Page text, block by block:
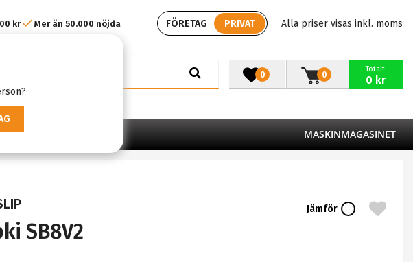
FÖRETAG PRIVAT Alla priser visas inkl. moms
kr Mer än 50.000 nöjda
0
Totalt
0 kr
0
MASKINMAGASINET
SB8V2
Jämför